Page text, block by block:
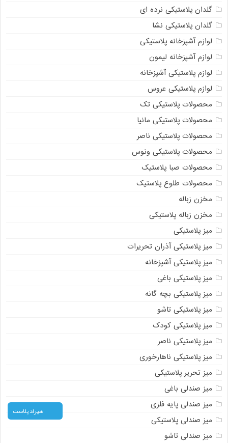
گلدان پلاستیکی نرده ای
گلدان پلاستیکی نشا
لوازم آشپزخانه پلاستیکی
لوازم آشپزخانه لیمون
لوازم پلاستیکی آشپزخانه
لوازم پلاستیکی عروس
محصولات پلاستیکی تک
محصولات پلاستیکی مانیا
محصولات پلاستیکی ناصر
محصولات پلاستیکی ونوس
محصولات صبا پلاستیک
محصولات طلوع پلاستیک
مخزن زباله
مخزن زباله پلاستیکی
میز پلاستیکی
میز پلاستیکی آذران تحریرات
میز پلاستیکی آشپزخانه
میز پلاستیکی باغی
میز پلاستیکی بچه گانه
میز پلاستیکی تاشو
میز پلاستیکی کودک
میز پلاستیکی ناصر
میز پلاستیکی ناهارخوری
میز تحریر پلاستیکی
میز صندلی باغی
میز صندلی پایه فلزی
میز صندلی پلاستیکی
میز صندلی تاشو
هیراد پلاست